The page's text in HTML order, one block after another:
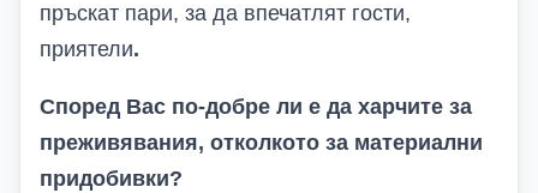
пръскат пари, за да впечатлят гости,
приятели.
Според Вас по-добре ли е да харчите за
преживявания, отколкото за материални
придобивки?